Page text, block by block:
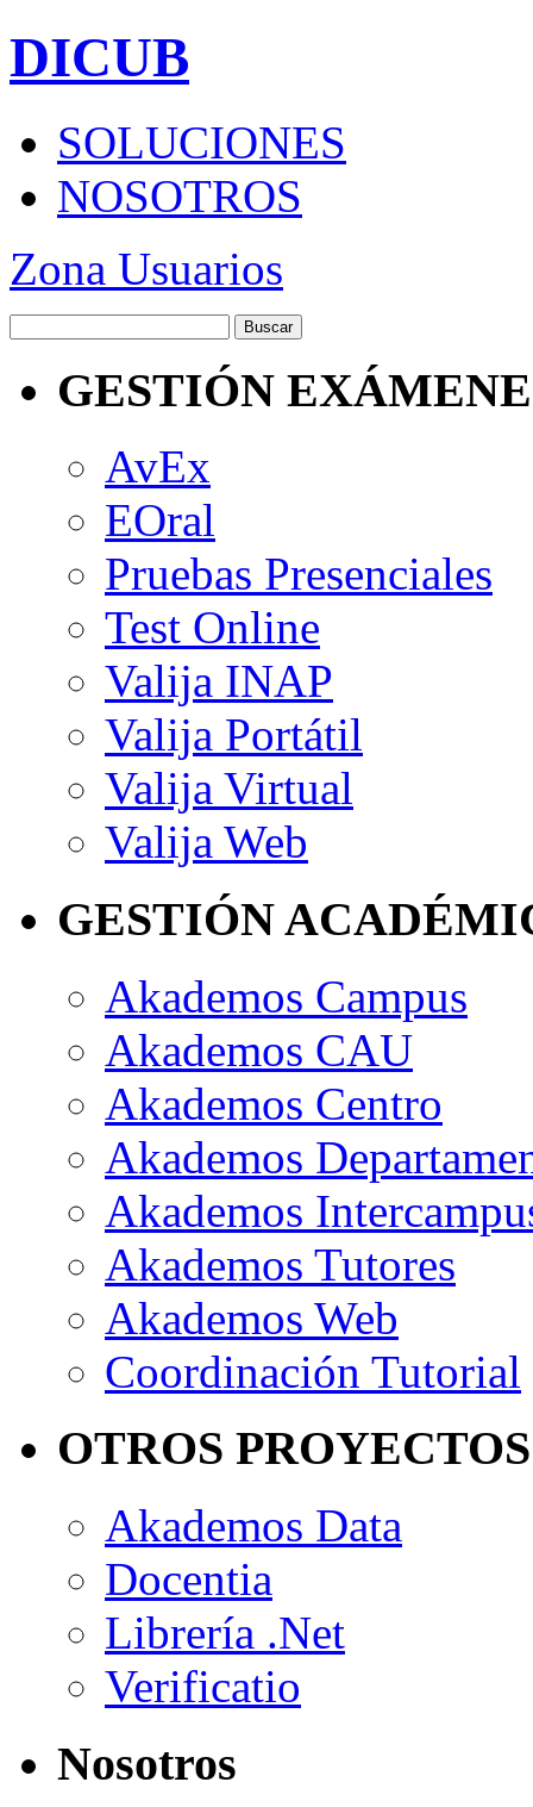
DICUB
SOLUCIONES
NOSOTROS
Zona Usuarios
GESTIÓN
AvEx
EOral
Pruebas Presenciales
Test Online
Valija INAP
Valija Portátil
Valija Virtual
Valija Web
GESTIÓN
Akademos Campus
Akademos CAU
Akademos Centro
Akademos
Akademos
Akademos Tutores
Akademos Web
Coordinación Tutorial
OTROS PROYECTOS
Akademos Data
Docentia
Librería .Net
Verificatio
Nosotros